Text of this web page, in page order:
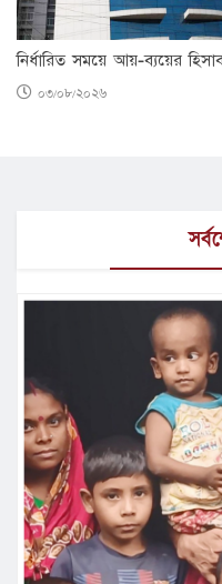
নির্ধারিত সময়ে আয়-ব্যয়ের
০৩/০৮/২০২৬